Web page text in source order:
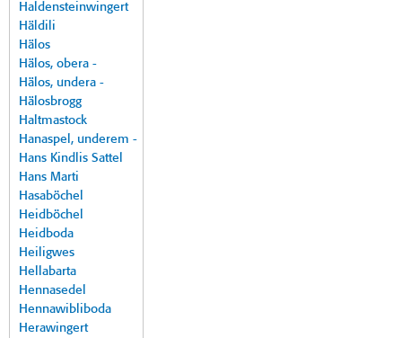
Haldensteinwingert
Häldili
Hälos
Hälos, obera -
Hälos, undera -
Hälosbrogg
Haltmastock
Hanaspel, underem -
Hans Kindlis Sattel
Hans Marti
Hasaböchel
Heidböchel
Heidboda
Heiligwes
Hellabarta
Hennasedel
Hennawibliboda
Herawingert